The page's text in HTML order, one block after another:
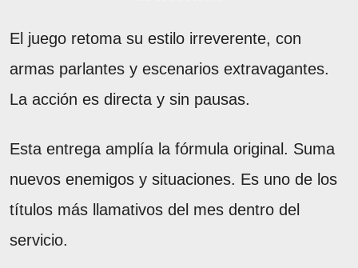
El juego retoma su estilo irreverente, con
armas parlantes y escenarios extravagantes.
La acción es directa y sin pausas.
Esta entrega amplía la fórmula original. Suma
nuevos enemigos y situaciones. Es uno de los
títulos más llamativos del mes dentro del
servicio.